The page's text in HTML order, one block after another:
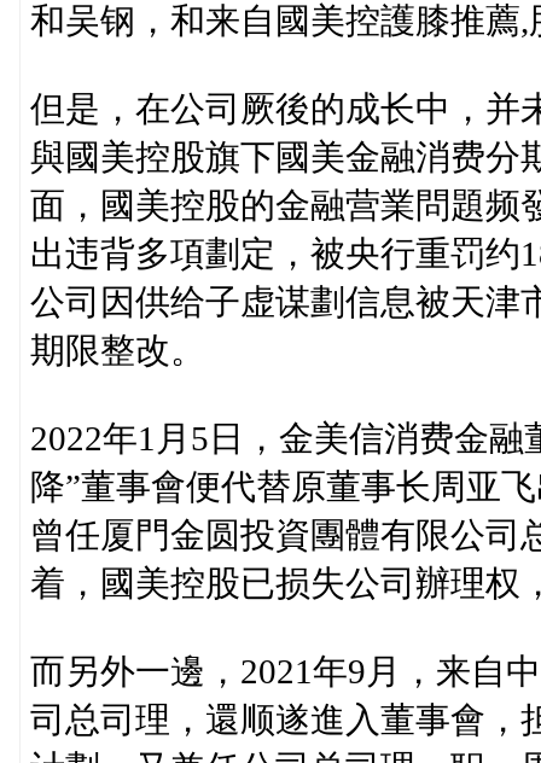
和吴钢，和来自國美控護膝推薦
但是，在公司厥後的成长中，并
與國美控股旗下國美金融消费分
面，國美控股的金融营業問題频
出违背多項劃定，被央行重罚约
公司因供给子虚谋劃信息被天津
期限整改。
2022年1月5日，金美信消费金
降”董事會便代替原董事长周亚
曾任厦門金圆投資團體有限公司
着，國美控股已损失公司辦理权
而另外一邊，2021年9月，来自
司总司理，還顺遂進入董事會，